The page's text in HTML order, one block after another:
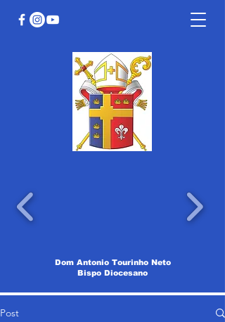
Dom Antonio Tourinho Neto
Bispo Diocesano
Post